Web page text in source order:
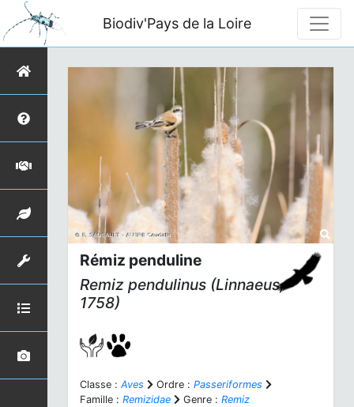
Biodiv'Pays de la Loire
Rémiz penduline
Remiz pendulinus (Linnaeus,
1758)
Classe : Aves Ordre : Passeriformes
Famille : Remizidae Genre : Remiz